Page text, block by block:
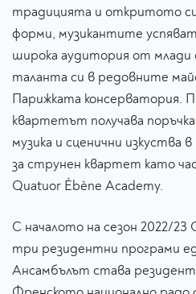
традицията и откритото си
форми, музикантите
широка аудитория от млади
таланта си в редовните
Парижката консерватория.
квартетът получава
музика и сценични изкуства
за струнен квартет като
Quatuor Ébène Academy.
С началото на сезон 2022/23
три резидентни програми
Ансамбълът става